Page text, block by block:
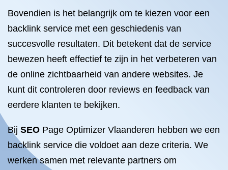
Bovendien is het belangrijk om te kiezen voor een
backlink service met een geschiedenis van
succesvolle resultaten. Dit betekent dat de service
bewezen heeft effectief te zijn in het verbeteren van
de online zichtbaarheid van andere websites. Je
kunt dit controleren door reviews en feedback van
eerdere klanten te bekijken.
Bij SEO Page Optimizer Vlaanderen hebben we een
backlink service die voldoet aan deze criteria. We
werken samen met relevante partners om